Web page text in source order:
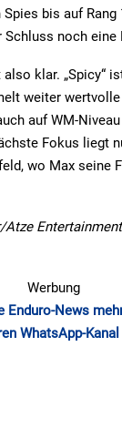
bis auf Rang
noch eine
klar. „Spicy“
weiter wertvolle
auf WM-
Fokus liegt
wo Max seine
Werbung
Enduro-News
WhatsApp-Kanal